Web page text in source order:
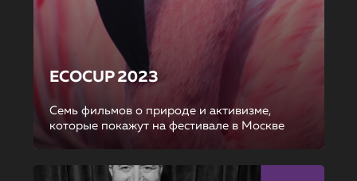
ECOCUP 2023
Семь фильмов о природе и активизме,
которые покажут на фестивале в Москве